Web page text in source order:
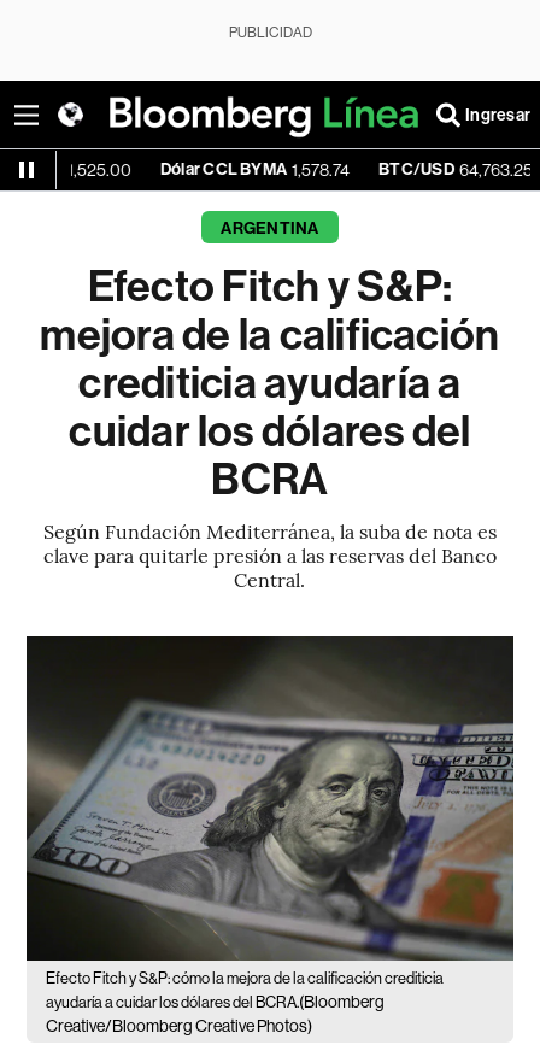
PUBLICIDAD
Ingresar
Dólar CCL BYMA 1,578.74 BTC/USD 64,763.25 -0.42%
ARGENTINA
Efecto Fitch y S&P:
mejora de la calificación
crediticia ayudaría a
cuidar los dólares del
BCRA
Según Fundación Mediterránea, la suba de nota es
clave para quitarle presión a las reservas del Banco
Central.
Efecto Fitch y S&P: cómo la mejora de la calificación crediticia
ayudaría a cuidar los dólares del BCRA.(Bloomberg
Creative/Bloomberg Creative Photos)